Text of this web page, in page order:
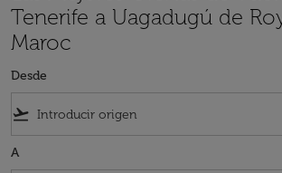
Tenerife a Uagadugú de
Maroc
Desde
flight_takeoff
A